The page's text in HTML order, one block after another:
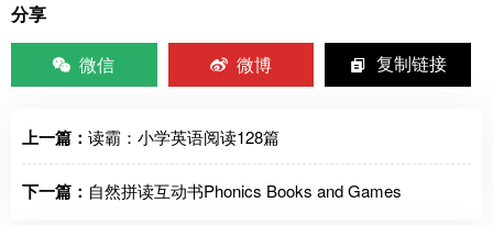
分享
微信
微博 复制链接
上一篇： 读霸：小学英语阅读128篇
下一篇： 自然拼读互动书Phonics Books and Games